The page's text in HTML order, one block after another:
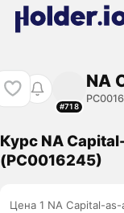
#718
NA
Курс NA
(PC0016245)
Цена 1 NA Capital-as-